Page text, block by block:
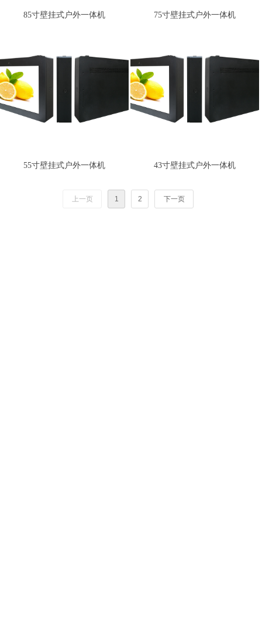
85寸壁挂式户外一体机 75寸壁挂式户外一体机
55寸壁挂式户外一体机 43寸壁挂式户外一体机
上一页 1 2 下一页